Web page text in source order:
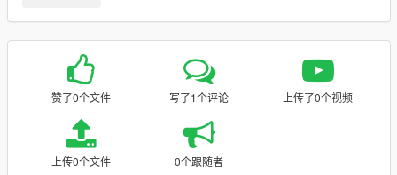
赞了0个文件 写了1个评论 上传了0个视频
上传0个文件 0个跟随者